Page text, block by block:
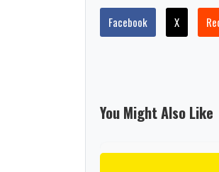
Facebook X
You Might Also Like